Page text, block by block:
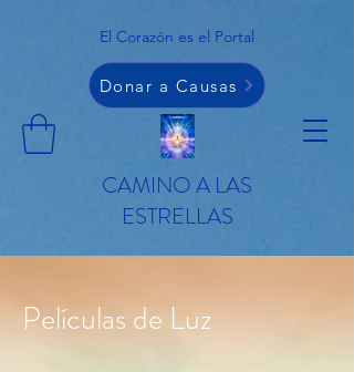
CAMINO A LAS
ESTRELLAS
Donar a Causas
El Corazón es el Portal
Películas de Luz